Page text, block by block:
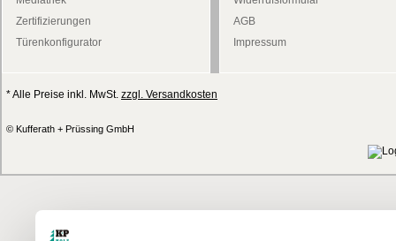
Zertifizierungen
Türenkonfigurator
AGB
Impressum
* Alle Preise inkl. MwSt. zzgl. Versandkosten
© Kufferath + Prüssing GmbH